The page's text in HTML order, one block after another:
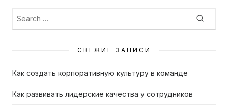
Search
for:
СВЕЖИЕ ЗАПИСИ
Как создать корпоративную культуру в команде
Как развивать лидерские качества у сотрудников